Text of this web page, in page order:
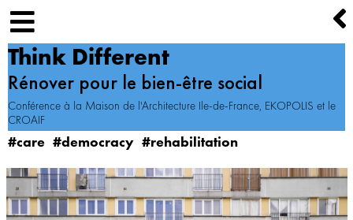
Think Different
Rénover pour le bien-être social
Conférence à la Maison de l'Architecture Ile-de-France, EKOPOLIS et le
CROAIF
#care #democracy #rehabilitation
Image